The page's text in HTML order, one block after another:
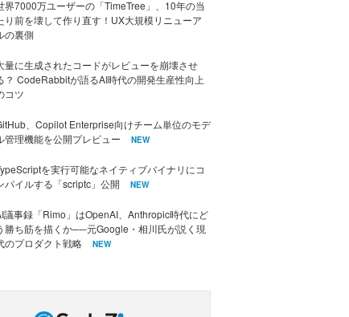
界7000万ユーザーの「TimeTree」、10年の当
り前を壊して作り直す！UX大規模リニューア
の裏側
量に生成されたコードがレビューを崩壊させ
？ CodeRabbitが語るAI時代の開発生産性向上
コツ
、Copilot Enterprise向けチーム単位のモデ
管理機能を公開プレビュー
NEW
を実行可能なネイティブバイナリにコ
パイルする「scriptc」公開
NEW
議事録「Rimo」はOpenAI、Anthropic時代にど
勝ち筋を描くか──元Google・相川氏が説く現
のプロダクト戦略
NEW